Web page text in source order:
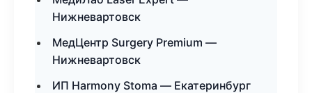
Нижневартовск
МедЦентр Surgery Premium —
Нижневартовск
ИП Harmony Stoma — Екатеринбург